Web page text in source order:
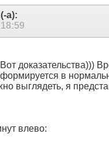
а):
18:59
доказательства)))
в
выглядеть, я
влево: